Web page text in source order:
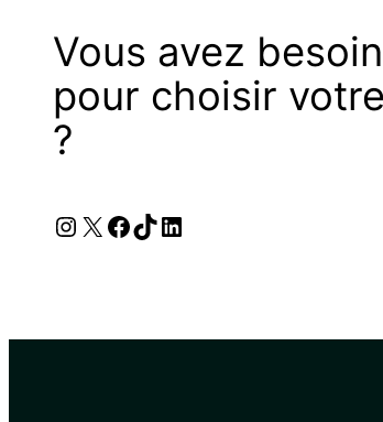
Vous avez
pour choisir
?
Instagram
X Facebook
TikTok
LinkedIn